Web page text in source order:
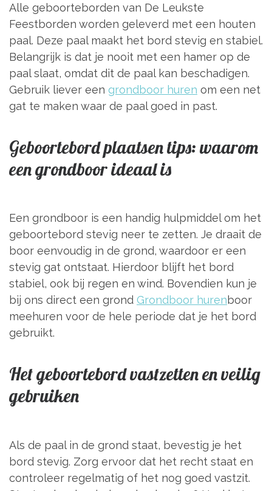
Alle geboorteborden van De Leukste
Feestborden worden geleverd met een houten
paal. Deze paal maakt het bord stevig en stabiel.
Belangrijk is dat je nooit met een hamer op de
paal slaat, omdat dit de paal kan beschadigen.
Gebruik liever een grondboor huren om een net
gat te maken waar de paal goed in past.
Geboortebord plaatsen tips: waarom
een grondboor ideaal is
Een grondboor is een handig hulpmiddel om het
geboortebord stevig neer te zetten. Je draait de
boor eenvoudig in de grond, waardoor er een
stevig gat ontstaat. Hierdoor blijft het bord
stabiel, ook bij regen en wind. Bovendien kun je
bij ons direct een grond Grondboor hurenboor
meehuren voor de hele periode dat je het bord
gebruikt.
Het geboortebord vastzetten en veilig
gebruiken
Als de paal in de grond staat, bevestig je het
bord stevig. Zorg ervoor dat het recht staat en
controleer regelmatig of het nog goed vastzit.